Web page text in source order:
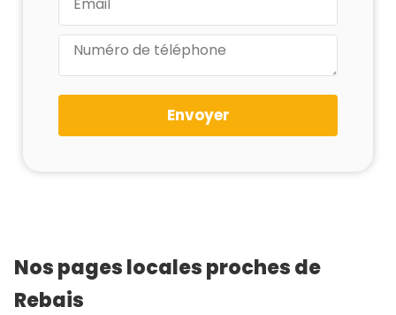
Envoyer
Nos pages locales proches de
Rebais